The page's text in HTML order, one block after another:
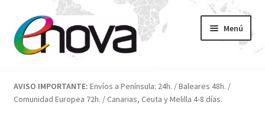
a
la
al
contenido
Menú
Blog
AVISO IMPORTANTE: Envíos a Península: 24h. / Baleares 48h. /
Comunidad Europea 72h. / Canarias, Ceuta y Melilla 4-8 días.